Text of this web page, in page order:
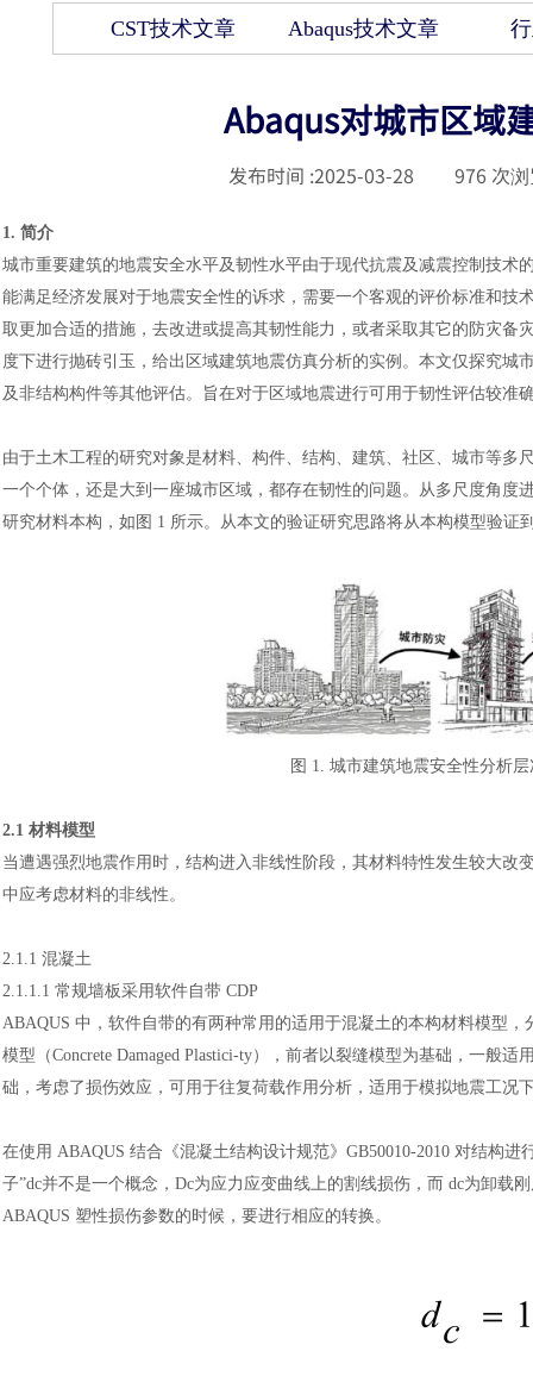
CST技术文章 Abaqus技术文章
Abaqus对城市区域
发布时间 :2025-03-28 976 次
1. 简介
城市重要建筑的地震安全水平及韧性水平由于现代抗震及减震控制技
能满足经济发展对于地震安全性的诉求，需要一个客观的评价标准和
取更加合适的措施，去改进或提高其韧性能力，或者采取其它的防灾备
度下进行抛砖引玉，给出区域建筑地震仿真分析的实例。本文仅探究
及非结构构件等其他评估。旨在对于区域地震进行可用于韧性评估较准
由于土木工程的研究对象是材料、构件、结构、建筑、社区、城市等
一个个体，还是大到一座城市区域，都存在韧性的问题。从多尺度角
研究材料本构，如图 1 所示。从本文的验证研究思路将从本构模型验证
图 1. 城市建筑地震安全性分析
2.1 材料模型
当遭遇强烈地震作用时，结构进入非线性阶段，其材料特性发生较大
中应考虑材料的非线性。
2.1.1 混凝土
2.1.1.1 常规墙板采用软件自带 CDP
ABAQUS 中，软件自带的有两种常用的适用于混凝土的本构材料模型，
模型（Concrete Damaged Plastici-ty），前者以裂缝模型为基础，一般适
础，考虑了损伤效应，可用于往复荷载作用分析，适用于模拟地震工况
在使用 ABAQUS 结合《混凝土结构设计规范》GB50010-2010 对结构
子”dc并不是一个概念，Dc为应力应变曲线上的割线损伤，而 dc为卸载
ABAQUS 塑性损伤参数的时候，要进行相应的转换。